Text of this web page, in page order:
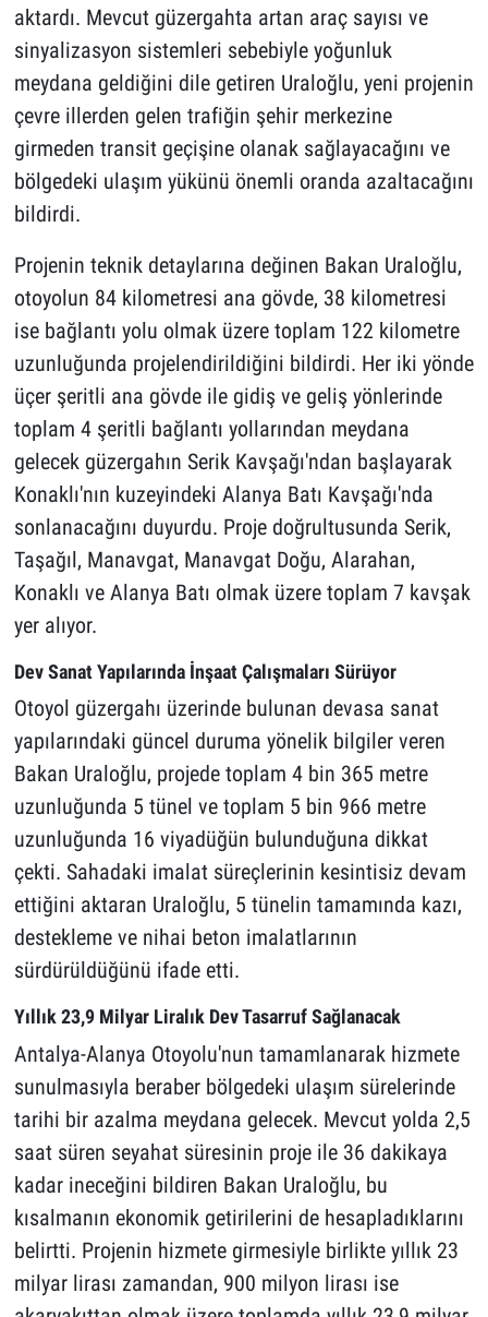
aktardı. Mevcut güzergahta artan araç sayısı ve
sinyalizasyon sistemleri sebebiyle yoğunluk
meydana geldiğini dile getiren Uraloğlu, yeni projenin
çevre illerden gelen trafiğin şehir merkezine
girmeden transit geçişine olanak sağlayacağını ve
bölgedeki ulaşım yükünü önemli oranda azaltacağını
bildirdi.
Projenin teknik detaylarına değinen Bakan Uraloğlu,
otoyolun 84 kilometresi ana gövde, 38 kilometresi
ise bağlantı yolu olmak üzere toplam 122 kilometre
uzunluğunda projelendirildiğini bildirdi. Her iki yönde
üçer şeritli ana gövde ile gidiş ve geliş yönlerinde
toplam 4 şeritli bağlantı yollarından meydana
gelecek güzergahın Serik Kavşağı'ndan başlayarak
Konaklı'nın kuzeyindeki Alanya Batı Kavşağı'nda
sonlanacağını duyurdu. Proje doğrultusunda Serik,
Taşağıl, Manavgat, Manavgat Doğu, Alarahan,
Konaklı ve Alanya Batı olmak üzere toplam 7 kavşak
yer alıyor.
Dev Sanat Yapılarında İnşaat Çalışmaları Sürüyor
Otoyol güzergahı üzerinde bulunan devasa sanat
yapılarındaki güncel duruma yönelik bilgiler veren
Bakan Uraloğlu, projede toplam 4 bin 365 metre
uzunluğunda 5 tünel ve toplam 5 bin 966 metre
uzunluğunda 16 viyadüğün bulunduğuna dikkat
çekti. Sahadaki imalat süreçlerinin kesintisiz devam
ettiğini aktaran Uraloğlu, 5 tünelin tamamında kazı,
destekleme ve nihai beton imalatlarının
sürdürüldüğünü ifade etti.
Yıllık 23,9 Milyar Liralık Dev Tasarruf Sağlanacak
Antalya-Alanya Otoyolu'nun tamamlanarak hizmete
sunulmasıyla beraber bölgedeki ulaşım sürelerinde
tarihi bir azalma meydana gelecek. Mevcut yolda 2,5
saat süren seyahat süresinin proje ile 36 dakikaya
kadar ineceğini bildiren Bakan Uraloğlu, bu
kısalmanın ekonomik getirilerini de hesapladıklarını
belirtti. Projenin hizmete girmesiyle birlikte yıllık 23
milyar lirası zamandan, 900 milyon lirası ise